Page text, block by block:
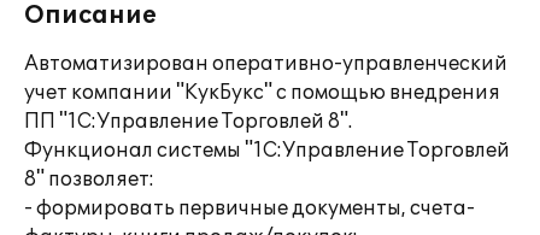
Описание
Автоматизирован оперативно-управленческий
учет компании "КукБукс" с помощью внедрения
ПП "1С:Управление Торговлей 8".
Функционал системы "1С:Управление Торговлей
8" позволяет:
- формировать первичные документы, счета-